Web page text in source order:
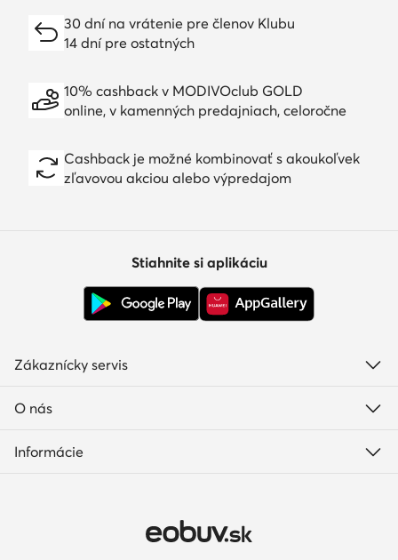
30 dní na vrátenie pre členov Klubu
14 dní pre ostatných
10% cashback v MODIVOclub GOLD
online, v kamenných predajniach, celoročne
Cashback je možné kombinovať s akoukoľvek
zľavovou akciou alebo výpredajom
Stiahnite si aplikáciu
Zákaznícky servis
O nás
Informácie